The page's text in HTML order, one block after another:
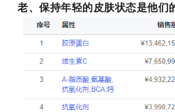
老、保持年轻的皮肤状态是他们